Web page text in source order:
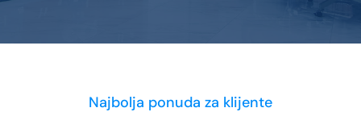
Najbolja ponuda za klijente